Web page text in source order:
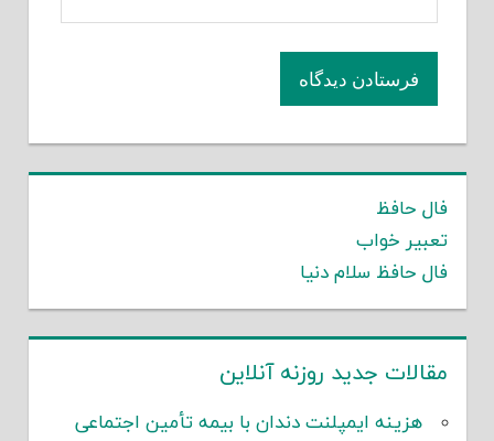
فال حافظ
تعبیر خواب
فال حافظ سلام دنیا
مقالات جدید روزنه آنلاین
هزینه ایمپلنت دندان با بیمه تأمین اجتماعی